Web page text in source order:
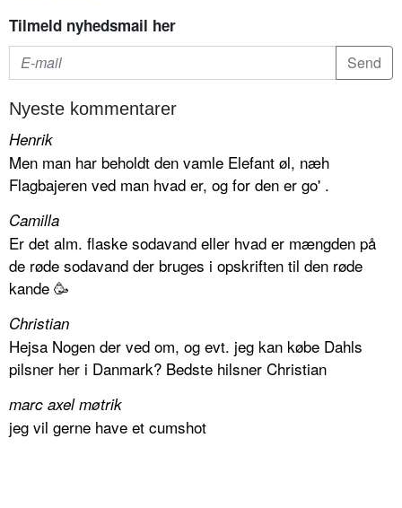
Tilmeld nyhedsmail her
Nyeste kommentarer
Henrik
Men man har beholdt den vamle Elefant øl, næh
Flagbajeren ved man hvad er, og for den er go' .
Camilla
Er det alm. flaske sodavand eller hvad er mængden på
de røde sodavand der bruges i opskriften til den røde
kande 🥳
Christian
Hejsa Nogen der ved om, og evt. jeg kan købe Dahls
pilsner her i Danmark? Bedste hilsner Christian
marc axel møtrik
jeg vil gerne have et cumshot